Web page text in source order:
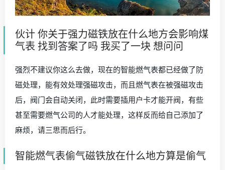
伙计 你关于强力磁铁放在什么地方会影响煤
气表 找到答案了吗 我买了一块 想问问
强烈不建议你这么去做，现在的智能燃气表都已经做了防
磁处理，能有效处理强磁攻击，而且燃气表在被强磁攻击
后，阀门会自动关闭，此时需要插用户卡才能开阀，有些
甚至需要燃气公司的人才能处理，这样反而给自己添加了
麻烦，请三思而后行。
智能燃气表偷气磁铁放在什么地方算是偷气